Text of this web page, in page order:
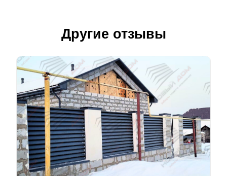
Другие отзывы